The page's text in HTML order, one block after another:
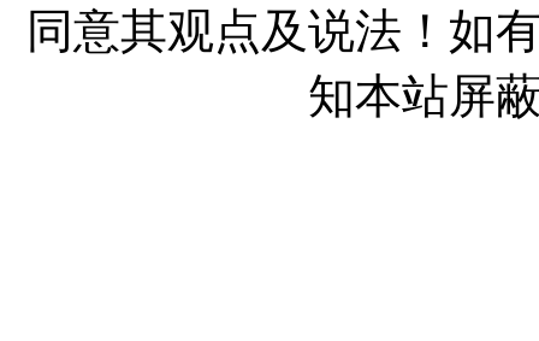
同意其观点及说法！如
知本站屏